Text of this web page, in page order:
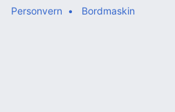
Personvern Bordmaskin